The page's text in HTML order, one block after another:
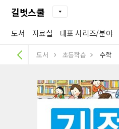
길벗스쿨
도서 자료실 대표 시리즈/분야
도서 초등학습 수학